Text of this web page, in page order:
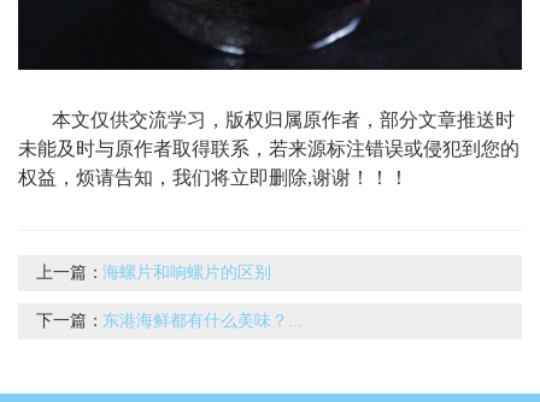
本文仅供交流学习，版权归属原作者，部分文章推送时
未能及时与原作者取得联系，若来源标注错误或侵犯到您的
权益，烦请告知，我们将立即删除,谢谢！！！
上一篇：海螺片和响螺片的区别
下一篇： 东港海鲜都有什么美味？...